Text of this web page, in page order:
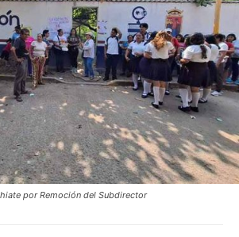
por Remoción del Subdirector